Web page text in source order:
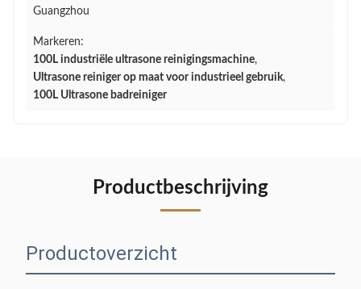
Guangzhou
Markeren:
100L industriële ultrasone reinigingsmachine,
Ultrasone reiniger op maat voor industrieel gebruik,
100L Ultrasone badreiniger
Productbeschrijving
Productoverzicht